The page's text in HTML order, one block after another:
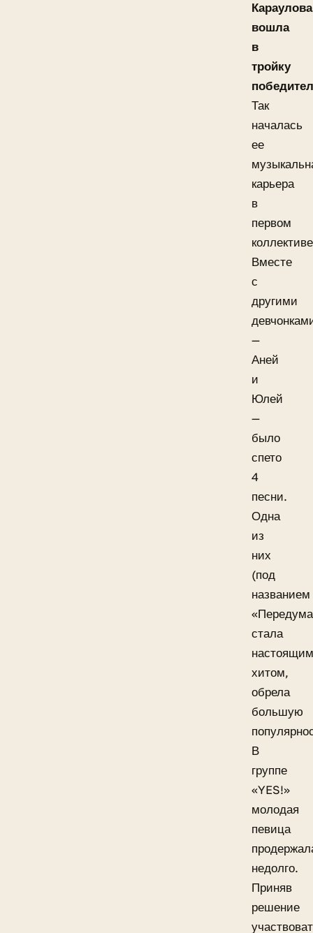
Караулова
вошла
в
тройку
Так
началась
ее
карьера
в
первом
Вместе
с
другими
—
Аней
и
Юлей
—
было
спето
4
песни.
Одна
из
них
(под
названием
стала
настоящим
хитом,
обрела
большую
В
группе
«YES!»
молодая
певица
недолго.
Приняв
решение